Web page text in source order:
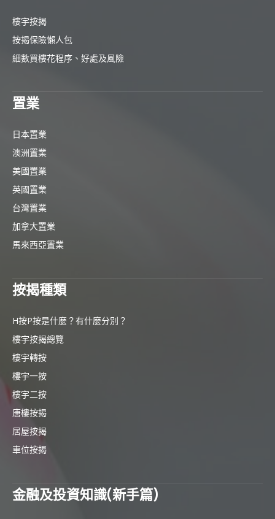
樓宇按揭
按揭保險懶人包
細數買樓花程序、好處及風險
置業
日本置業
澳洲置業
美國置業
英國置業
台灣置業
加拿大置業
馬來西亞置業
按揭種類
H按P按是什麼？有什麼分別？
樓宇按揭總覽
樓宇轉按
樓宇一按
樓宇二按
唐樓按揭
居屋按揭
車位按揭
金融及投資知識(新手篇)